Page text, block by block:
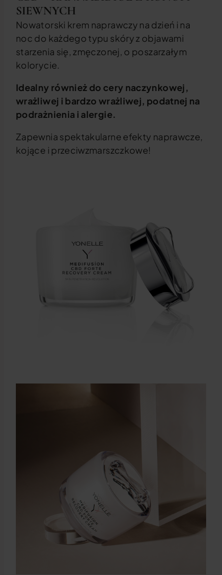
SIEWNYCH
Nowatorski krem naprawczy na dzień i na
noc do każdego typu skóry z objawami
starzenia się, zmęczonej, o poszarzałym
kolorycie.
Idealny również do cery naczynkowej,
wrażliwej i bardzo wrażliwej, podatnej na
podrażnienia i alergie.
Zapewnia spektakularne efekty naprawcze,
kojące i przeciwzmarszczkowe!